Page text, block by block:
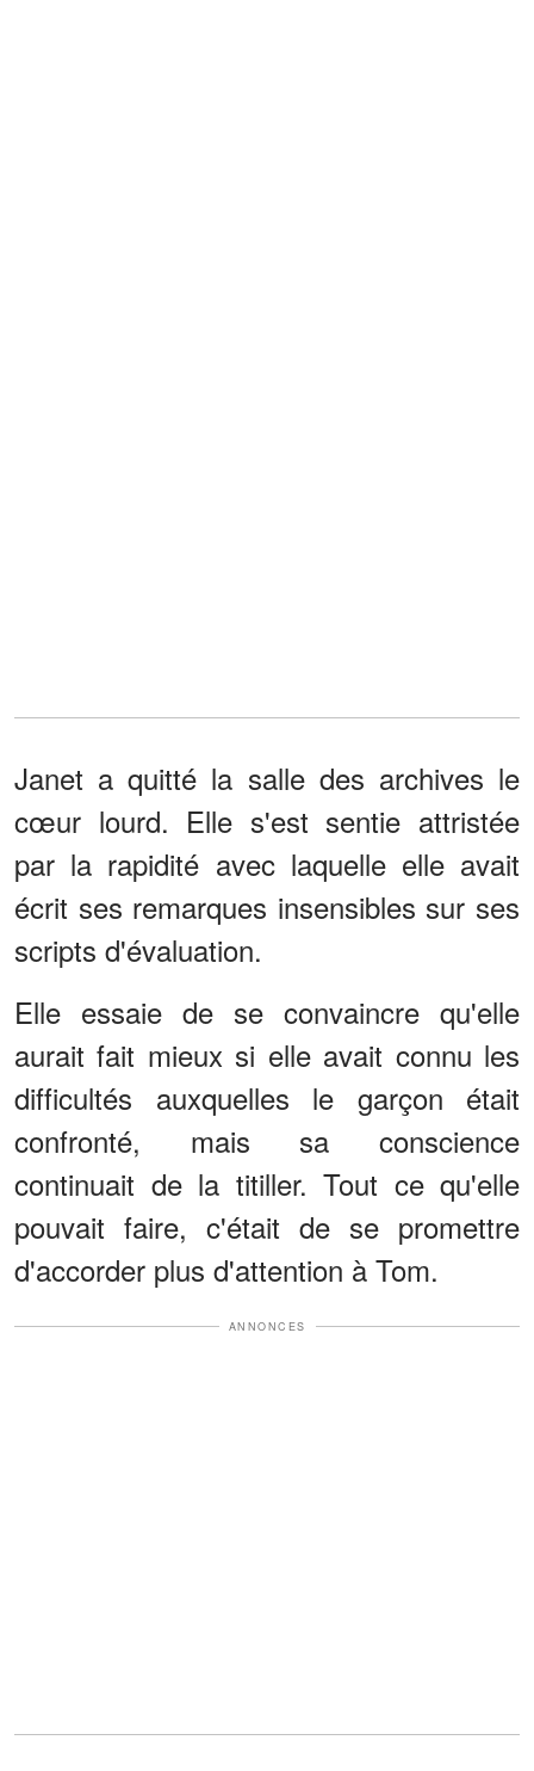
Janet a quitté la salle des archives le
cœur lourd. Elle s'est sentie attristée
par la rapidité avec laquelle elle avait
écrit ses remarques insensibles sur ses
scripts d'évaluation.
Elle essaie de se convaincre qu'elle
aurait fait mieux si elle avait connu les
difficultés auxquelles le garçon était
confronté, mais sa conscience
continuait de la titiller. Tout ce qu'elle
pouvait faire, c'était de se promettre
d'accorder plus d'attention à Tom.
ANNONCES